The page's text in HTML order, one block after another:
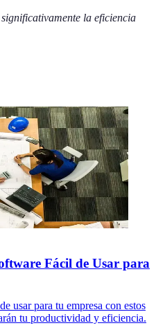
la eficiencia
Fácil de Usar para
usar para tu empresa con estos
tu productividad y eficiencia.